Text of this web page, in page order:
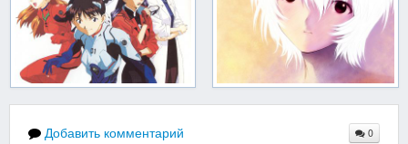
Добавить комментарий 0